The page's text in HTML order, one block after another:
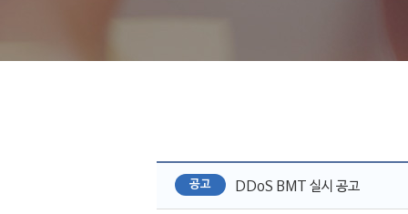
공고 DDoS BMT 실시 공고